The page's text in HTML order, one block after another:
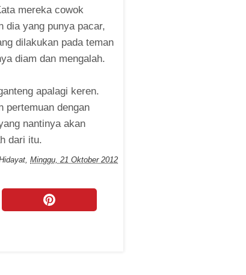
mereka cowok
dia yang punya pacar,
dilakukan pada teman
diam dan mengalah.
apalagi keren.
pertemuan dengan
nantinya akan
dari itu.
, Minggu, 21 Oktober 2012